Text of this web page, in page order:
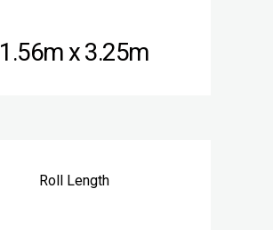
1.56m x 3.25m
Roll Length